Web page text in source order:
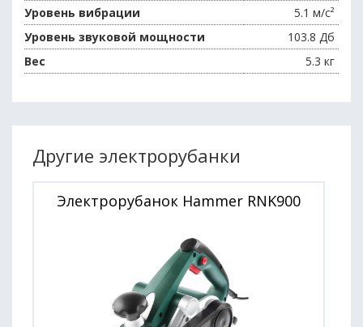
Уровень вибрации
5.1 м/с²
Уровень звуковой мощности
103.8 Дб
Вес
5.3 кг
Другие электрорубанки
Электрорубанок Hammer RNK900